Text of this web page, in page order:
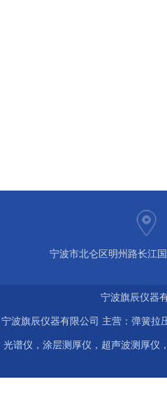
宁波市北仑区明州路长江
宁波旗辰仪器
宁波旗辰仪器有限公司 主营：弹簧拉
光谱仪，涂层测厚仪，超声波测厚仪